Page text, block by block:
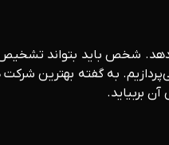
شخص باید بتواند تشخیص
به گفته بهترین شرکت
بربیاید.